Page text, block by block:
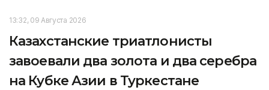
13:32, 09 Августа 2026
Казахстанские триатлонисты
завоевали два золота и два серебра
на Кубке Азии в Туркестане